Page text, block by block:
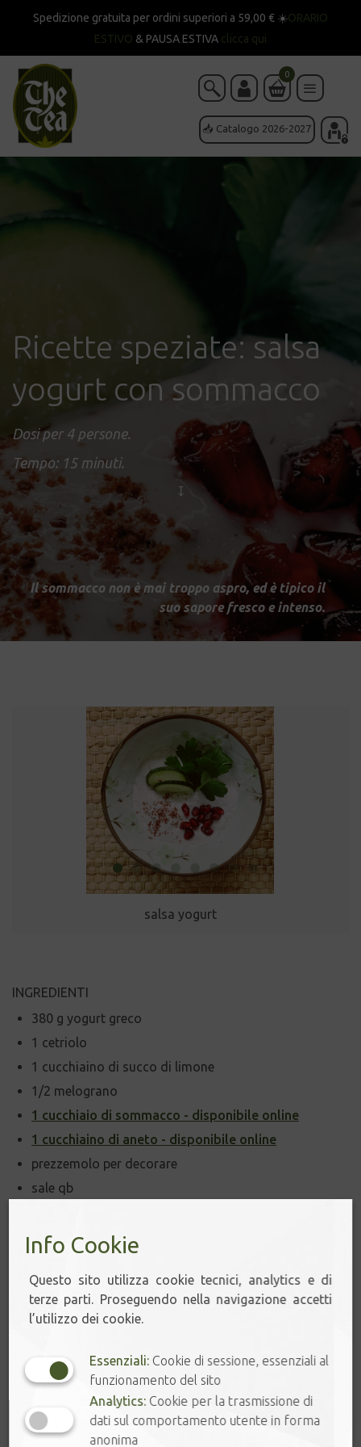
Spedizione gratuita per ordini superiori a 59,00 € ☀️ORARIO
ESTIVO & PAUSA ESTIVA clicca qui
📥 Catalogo 2026-2027
0
Ricette speziate: salsa
yogurt con sommacco
Dosi per 4 persone.
Tempo: 15 minuti.
Il sommacco non è mai troppo aspro, ed è tipico il
suo sapore fresco e intenso.
salsa yogurt
INGREDIENTI
380 g yogurt greco
1 cetriolo
1 cucchiaino di succo di limone
1/2 melograno
1 cucchiaio di sommacco - disponibile online
1 cucchiaino di aneto - disponibile online
prezzemolo per decorare
sale qb
PREPARAZIONE
Mondate e grattugiate il cetriolo lasciando qualche
Aggiungere il cetriolo grattuggiato allo yogurt con
qualche goccia di limone, sommacco, aneto e sale.
Sgranate il melograno e servire come da immagine
Questa salsa è molto fresca ed è perfetta per
Info Cookie
Questo sito utilizza cookie tecnici, analytics e di
terze parti. Proseguendo nella navigazione accetti
l’utilizzo dei cookie.
Essenziali: Cookie di sessione, essenziali al
funzionamento del sito
Analytics: Cookie per la trasmissione di
dati sul comportamento utente in forma
anonima